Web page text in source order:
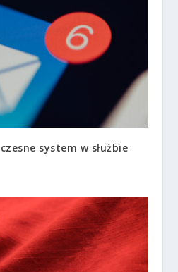
system w służbie